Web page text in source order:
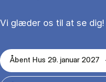
Vi glæder os til at se dig!
Åbent Hus 29. januar 2027